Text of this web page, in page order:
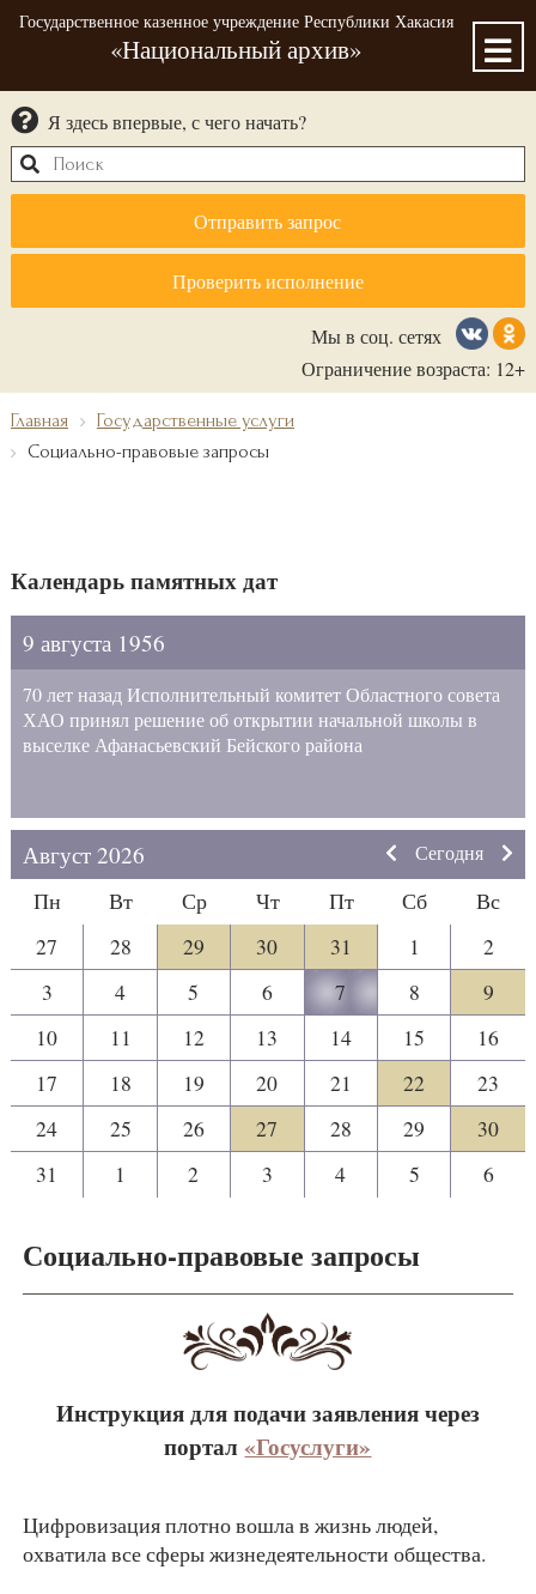
Государственное казенное учреждение Республики Хакасия
«Национальный архив»
Я здесь впервые, с чего начать?
Отправить запрос
Проверить исполнение
Мы в соц. сетях
Ограничение возраста: 12+
Главная
Государственные услуги
Социально-правовые запросы
Календарь памятных дат
9 августа 1956
70 лет назад Исполнительный комитет Областного совета
ХАО принял решение об открытии начальной школы в
выселке Афанасьевский Бейского района
Август 2026 Сегодня
Пн Вт Ср Чт Пт Сб
Вс
27
28 29 30 31 1
2
3
4 5 6 7 8
9
10
11 12 13 14 15
16
17
18 19 20 21 22
23
24
25 26 27 28 29
30
31
1 2 3 4 5 6
Социально-правовые запросы
Инструкция для подачи заявления через
портал«Госуслуги»
Цифровизация плотно вошла в жизнь людей,
охватила все сферы жизнедеятельности общества.